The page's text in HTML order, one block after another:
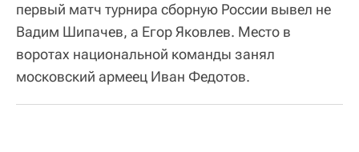
первый матч турнира сборную России вывел не
Вадим Шипачев, а Егор Яковлев. Место в
воротах национальной команды занял
московский армеец Иван Федотов.